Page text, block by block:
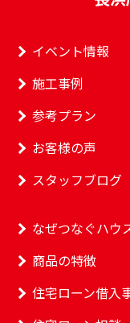
イベント情報
施工事例
参考プラン
お客様の声
スタッフブログ
なぜつなぐハウ
商品の特徴
住宅ローン借入